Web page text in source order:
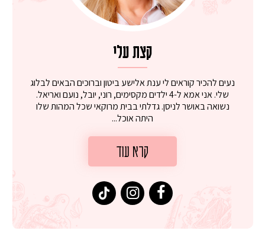
קצת עלי
נעים להכיר קוראים לי ענת אלישע ביטון וברוכים הבאים לבלוג
שלי. אני אמא ל-4 ילדים מקסימים, רוני, יובל, נועם ואריאל.
נשואה באושר לניסן. גדלתי בבית מרוקאי שכל המהות שלו
היתה אוכל...
קרא עוד